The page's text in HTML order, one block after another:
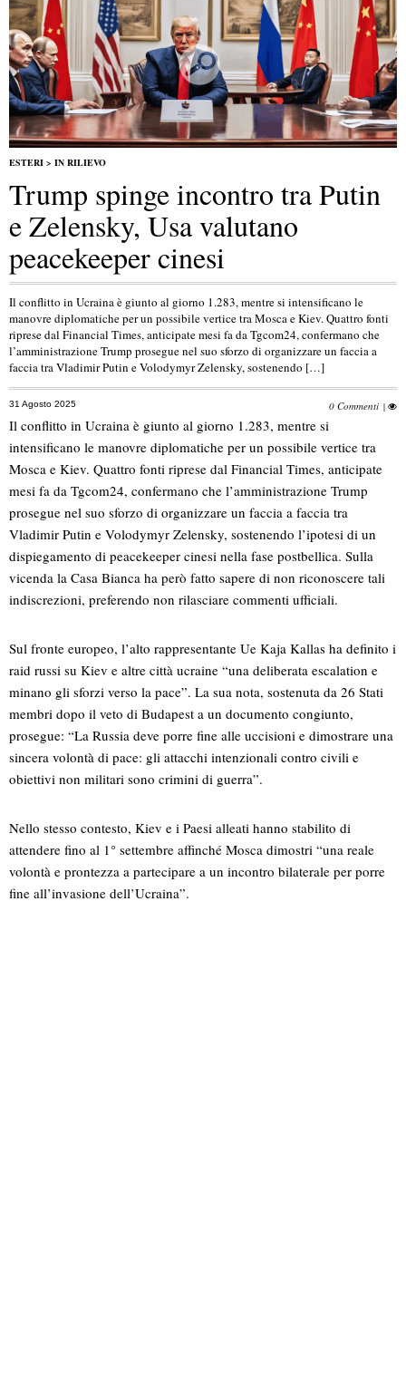
ESTERI > IN RILIEVO
Trump spinge incontro tra Putin
e Zelensky, Usa valutano
peacekeeper cinesi
Il conflitto in Ucraina è giunto al giorno 1.283, mentre si intensificano le
manovre diplomatiche per un possibile vertice tra Mosca e Kiev. Quattro fonti
riprese dal Financial Times, anticipate mesi fa da Tgcom24, confermano che
l’amministrazione Trump prosegue nel suo sforzo di organizzare un faccia a
faccia tra Vladimir Putin e Volodymyr Zelensky, sostenendo […]
31 Agosto 2025 0 Commenti |
Il conflitto in Ucraina è giunto al giorno 1.283, mentre si
intensificano le manovre diplomatiche per un possibile vertice tra
Mosca e Kiev. Quattro fonti riprese dal Financial Times, anticipate
mesi fa da Tgcom24, confermano che l’amministrazione Trump
prosegue nel suo sforzo di organizzare un faccia a faccia tra
Vladimir Putin e Volodymyr Zelensky, sostenendo l’ipotesi di un
dispiegamento di peacekeeper cinesi nella fase postbellica. Sulla
vicenda la Casa Bianca ha però fatto sapere di non riconoscere tali
indiscrezioni, preferendo non rilasciare commenti ufficiali.
Sul fronte europeo, l’alto rappresentante Ue Kaja Kallas ha definito i
raid russi su Kiev e altre città ucraine “una deliberata escalation e
minano gli sforzi verso la pace”. La sua nota, sostenuta da 26 Stati
membri dopo il veto di Budapest a un documento congiunto,
prosegue: “La Russia deve porre fine alle uccisioni e dimostrare una
sincera volontà di pace: gli attacchi intenzionali contro civili e
obiettivi non militari sono crimini di guerra”.
Nello stesso contesto, Kiev e i Paesi alleati hanno stabilito di
attendere fino al 1° settembre affinché Mosca dimostri “una reale
volontà e prontezza a partecipare a un incontro bilaterale per porre
fine all’invasione dell’Ucraina”.